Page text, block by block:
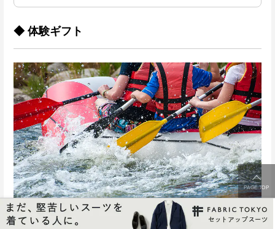
◆ 体験ギフト
誕生日には、2人で様々な体験ができる 体験ギフト を贈ってみま
PAGE TOP